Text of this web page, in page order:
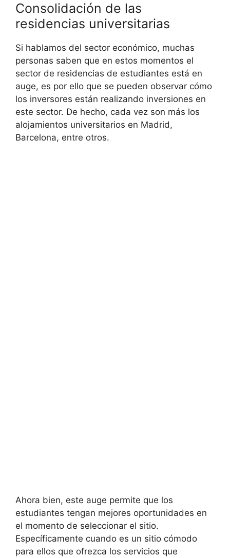
Consolidación de las
residencias universitarias
Si hablamos del sector económico, muchas
personas saben que en estos momentos el
sector de residencias de estudiantes está en
auge, es por ello que se pueden observar cómo
los inversores están realizando inversiones en
este sector. De hecho, cada vez son más los
alojamientos universitarios en Madrid,
Barcelona, entre otros.
Ahora bien, este auge permite que los
estudiantes tengan mejores oportunidades en
el momento de seleccionar el sitio.
Específicamente cuando es un sitio cómodo
para ellos que ofrezca los servicios que